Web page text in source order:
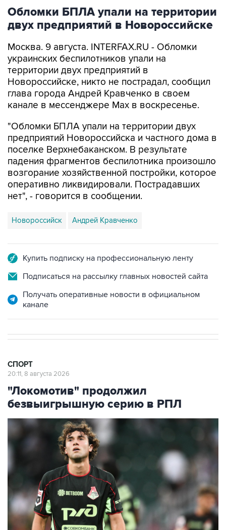
Обломки БПЛА упали на территории
двух предприятий в Новороссийске
Москва. 9 августа. INTERFAX.RU - Обломки
украинских беспилотников упали на
территории двух предприятий в
Новороссийске, никто не пострадал, сообщил
глава города Андрей Кравченко в своем
канале в мессенджере Max в воскресенье.
"Обломки БПЛА упали на территории двух
предприятий Новороссийска и частного дома в
поселке Верхнебаканском. В результате
падения фрагментов беспилотника произошло
возгорание хозяйственной постройки, которое
оперативно ликвидировали. Пострадавших
нет", - говорится в сообщении.
Новороссийск Андрей Кравченко
Купить подписку на профессиональную ленту
Подписаться на рассылку главных новостей сайта
Получать оперативные новости в официальном
канале
СПОРТ
20:11, 8 августа 2026
"Локомотив" продолжил
безвыигрышную серию в РПЛ